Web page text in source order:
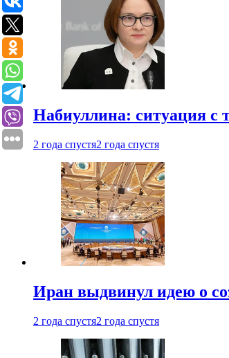
Набиуллина: ситуация с
2 года спустя2 года спустя
Иран выдвинул идею о
2 года спустя2 года спустя